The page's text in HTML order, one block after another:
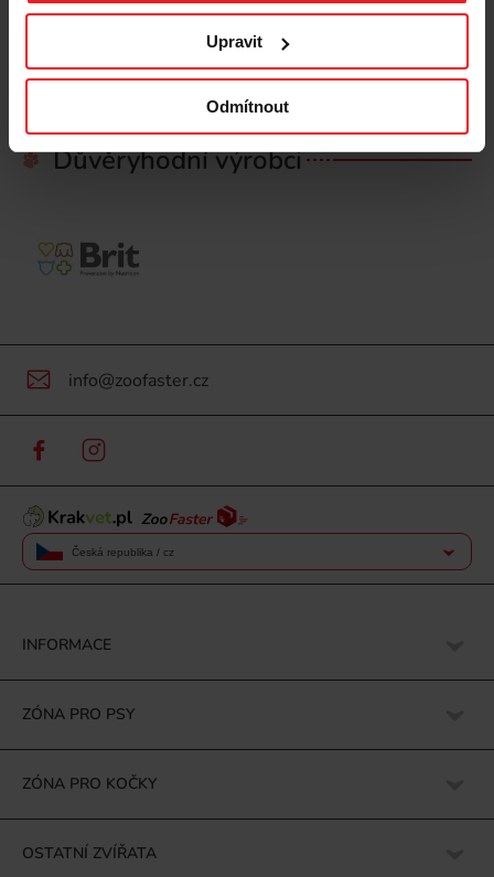
Upravit
Odmítnout
Přidat do košíku
1
Důvěryhodní výrobci
info@zoofaster.cz
Česká republika / cz
INFORMACE
ZÓNA PRO PSY
ZÓNA PRO KOČKY
OSTATNÍ ZVÍŘATA